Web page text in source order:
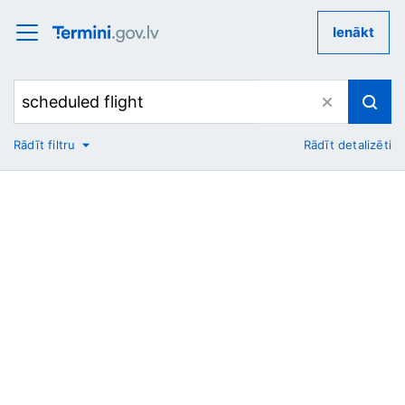
Ienākt
No
Rādīt filtru Rādīt detalizēti